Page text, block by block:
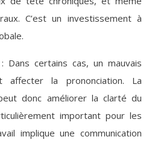
C’est un investissement à
: Dans certains cas, un mauvais
affecter la prononciation. La
donc améliorer la clarté du
important pour les
implique une communication